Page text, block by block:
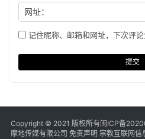
网址：
记住昵称、邮箱和网址，下次评
提交
Copyright © 2021 版权所有闽ICP备
摩地传媒有限公司 免责声明 宗教互联网